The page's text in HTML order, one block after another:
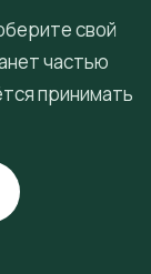
свой
частью
принимать